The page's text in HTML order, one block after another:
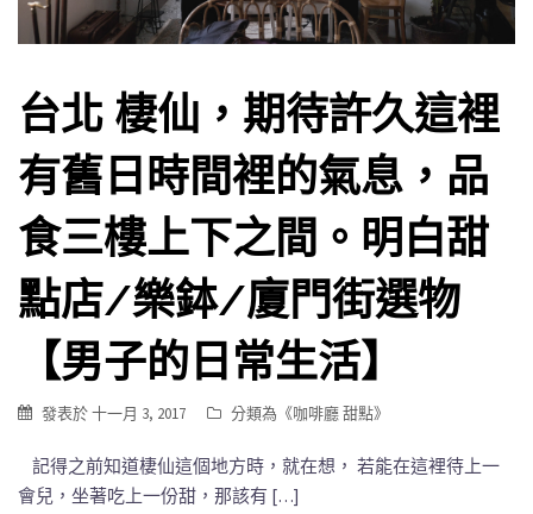
台北 棲仙，期待許久這裡
有舊日時間裡的氣息，品
食三樓上下之間。明白甜
點店/樂鉢/廈門街選物
【男子的日常生活】
發表於十一月 3, 2017 分類為《咖啡廳 甜點》
記得之前知道棲仙這個地方時，就在想， 若能在這裡待上一
會兒，坐著吃上一份甜，那該有 […]